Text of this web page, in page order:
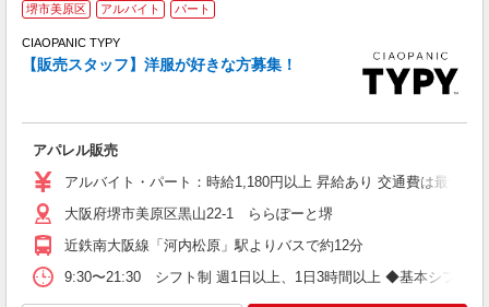
堺市美原区 アルバイト パート
CIAOPANIC TYPY
【販売スタッフ】洋服が好きな方募集！
アパレル販売
アルバイト・パート：時給1,180円以上 昇給あり 交通費は最大
大阪府堺市美原区黒山22-1 ららぽーと堺
近鉄南大阪線「河内松原」駅よりバスで約12分
9:30〜21:30 シフト制 週1日以上、1日3時間以上 ◆基本シフト